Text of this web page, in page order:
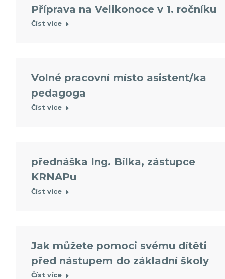
Příprava na Velikonoce v 1. ročníku
Číst více
Volné pracovní místo asistent/ka
pedagoga
Číst více
přednáška Ing. Bílka, zástupce
KRNAPu
Číst více
Jak můžete pomoci svému dítěti
před nástupem do základní školy
Číst více